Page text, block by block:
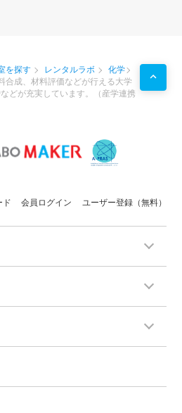
を探す レンタルラボ
化学
合成、材料評価などが行える大学
どが充実しています。（産学連携
ド 会員ログイン ユーザー登録（無料）